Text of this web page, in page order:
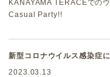
KANAYAMA TERACEでの
Casual Party!!
新型コロナウイルス感染症
2023.03.13